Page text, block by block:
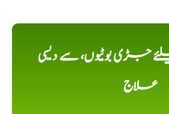
جڑی بوٹیوں، سے دیسی
علاج